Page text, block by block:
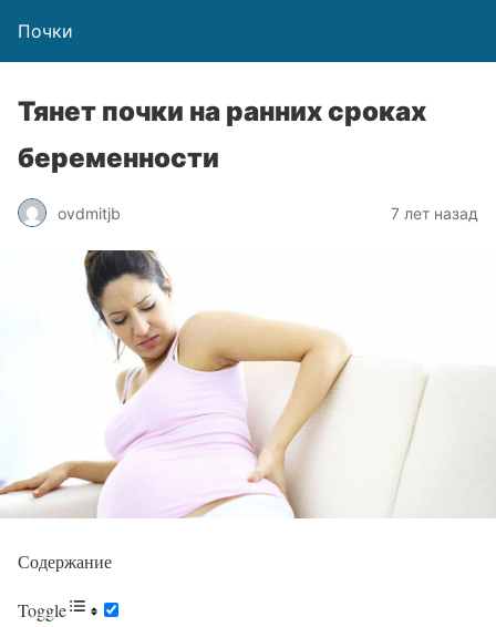
Почки
Тянет почки на ранних сроках
беременности
ovdmitjb 7 лет назад
Содержание
Toggle